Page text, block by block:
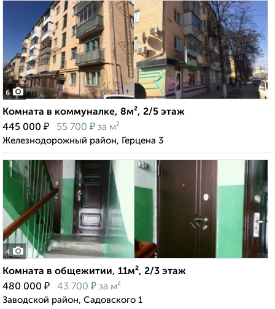
6
Комната в коммуналке, 8м², 2/5 этаж
445 000 ₽ 55 700 ₽ за м²
Железнодорожный район, Герцена 3
4
Комната в общежитии, 11м², 2/3 этаж
480 000 ₽ 43 700 ₽ за м²
Заводской район, Садовского 1